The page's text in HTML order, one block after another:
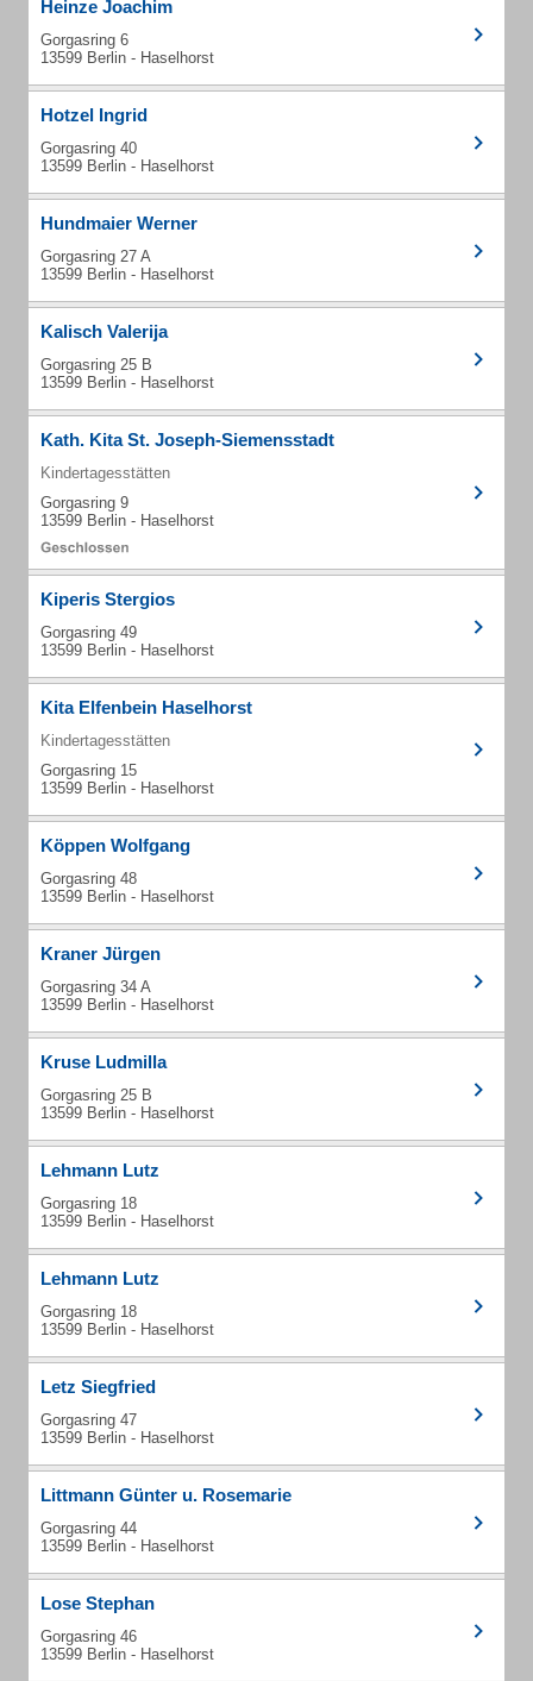
Heinze Joachim
Gorgasring 6
13599 Berlin - Haselhorst
Hotzel Ingrid
Gorgasring 40
13599 Berlin - Haselhorst
Hundmaier Werner
Gorgasring 27 A
13599 Berlin - Haselhorst
Kalisch Valerija
Gorgasring 25 B
13599 Berlin - Haselhorst
Kath. Kita St. Joseph-Siemensstadt
Kindertagesstätten
Gorgasring 9
13599 Berlin - Haselhorst
Kiperis Stergios
Gorgasring 49
13599 Berlin - Haselhorst
Kita Elfenbein Haselhorst
Kindertagesstätten
Gorgasring 15
13599 Berlin - Haselhorst
Köppen Wolfgang
Gorgasring 48
13599 Berlin - Haselhorst
Kraner Jürgen
Gorgasring 34 A
13599 Berlin - Haselhorst
Kruse Ludmilla
Gorgasring 25 B
13599 Berlin - Haselhorst
Lehmann Lutz
Gorgasring 18
13599 Berlin - Haselhorst
Lehmann Lutz
Gorgasring 18
13599 Berlin - Haselhorst
Letz Siegfried
Gorgasring 47
13599 Berlin - Haselhorst
Littmann Günter u. Rosemarie
Gorgasring 44
13599 Berlin - Haselhorst
Lose Stephan
Gorgasring 46
13599 Berlin - Haselhorst